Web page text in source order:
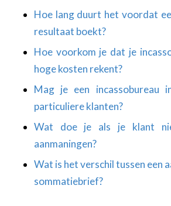
Hoe lang duurt het voordat
resultaat boekt?
Hoe voorkom je dat je
hoge kosten rekent?
Mag je een incassobureau
particuliere klanten?
Wat doe je als je klant
aanmaningen?
Wat is het verschil tussen een
sommatiebrief?